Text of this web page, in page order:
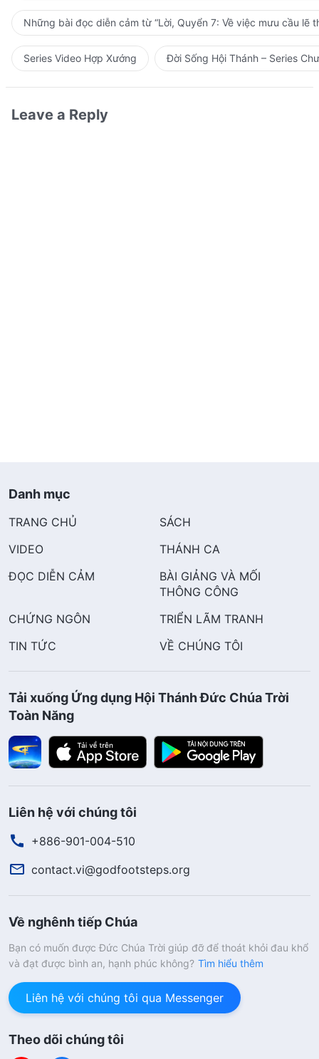
Những bài đọc diễn cảm từ “Lời, Quyển 7: Về việc mưu cầu lẽ
Series Video Hợp Xướng Đời Sống Hội Thánh – Series
Leave a Reply
Danh mục
TRANG CHỦ
SÁCH
VIDEO
THÁNH CA
ĐỌC DIỄN CẢM
BÀI GIẢNG VÀ MỐI
THÔNG CÔNG
CHỨNG NGÔN
TRIỂN LÃM TRANH
TIN TỨC
VỀ CHÚNG TÔI
Tải xuống Ứng dụng Hội Thánh Đức Chúa Trời
Toàn Năng
Liên hệ với chúng tôi
+886-901-004-510
contact.vi@godfootsteps.org
Về nghênh tiếp Chúa
Bạn có muốn được Đức Chúa Trời giúp đỡ để thoát khỏi đau khổ
và đạt được bình an, hạnh phúc không? Tìm hiểu thêm
Liên hệ với chúng tôi qua Messenger
Theo dõi chúng tôi